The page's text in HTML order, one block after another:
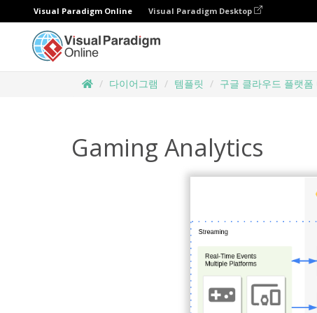
Visual Paradigm Online Visual Paradigm Desktop
다이어그램 템플릿 구글 클라우드 플랫폼
Gaming Analytics